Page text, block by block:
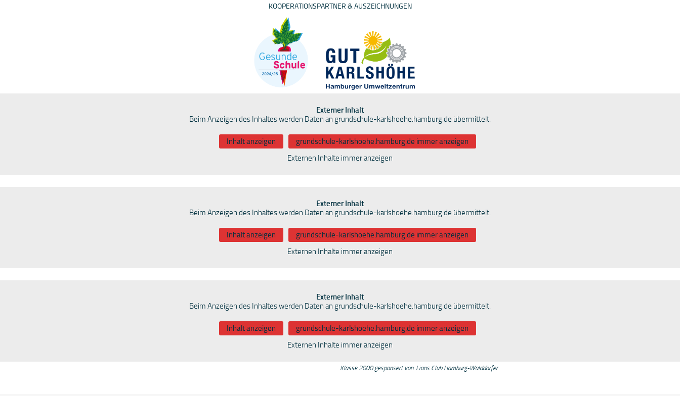
KOOPERATIONSPARTNER & AUSZEICHNUNGEN
Externer Inhalt
Beim Anzeigen des Inhaltes werden Daten an grundschule-karlshoehe.hamburg.de übermittelt.
Inhalt anzeigen
grundschule-karlshoehe.hamburg.de immer anzeigen
Externen Inhalte immer anzeigen
Externer Inhalt
Beim Anzeigen des Inhaltes werden Daten an grundschule-karlshoehe.hamburg.de übermittelt.
Inhalt anzeigen
grundschule-karlshoehe.hamburg.de immer anzeigen
Externen Inhalte immer anzeigen
Externer Inhalt
Beim Anzeigen des Inhaltes werden Daten an grundschule-karlshoehe.hamburg.de übermittelt.
Inhalt anzeigen
grundschule-karlshoehe.hamburg.de immer anzeigen
Externen Inhalte immer anzeigen
Klasse 2000 gesponsert von: Lions Club Hamburg-Walddörfer